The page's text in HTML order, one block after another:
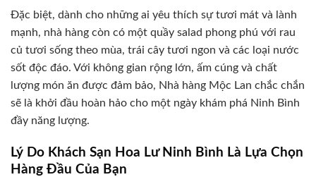
Đặc biệt, dành cho những ai yêu thích sự tươi mát và lành
mạnh, nhà hàng còn có một quầy salad phong phú với rau
củ tươi sống theo mùa, trái cây tươi ngon và các loại nước
sốt độc đáo. Với không gian rộng lớn, ấm cúng và chất
lượng món ăn được đảm bảo, Nhà hàng Mộc Lan chắc chắn
sẽ là khởi đầu hoàn hảo cho một ngày khám phá Ninh Bình
đầy năng lượng.
Lý Do Khách Sạn Hoa Lư Ninh Bình Là Lựa Chọn
Hàng Đầu Của Bạn